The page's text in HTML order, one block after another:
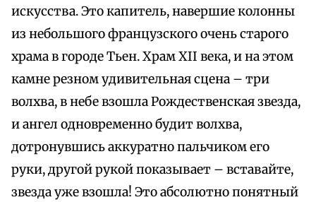
искусства. Это капитель, навершие колонны
из небольшого французского очень старого
храма в городе Тьен. Храм XII века, и на этом
камне резном удивительная сцена – три
волхва, в небе взошла Рождественская звезда,
и ангел одновременно будит волхва,
дотронувшись аккуратно пальчиком его
руки, другой рукой показывает – вставайте,
звезда уже взошла! Это абсолютно понятный